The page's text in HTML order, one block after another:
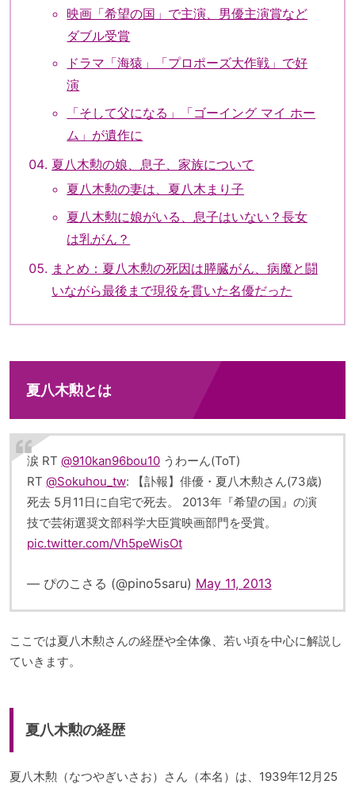
映画「希望の国」で主演、男優主演賞など
ダブル受賞
ドラマ「海猿」「プロポーズ大作戦」で好
演
「そして父になる」「ゴーイング マイ ホー
ム」が遺作に
夏八木勲の娘、息子、家族について
夏八木勲の妻は、夏八木まり子
夏八木勲に娘がいる、息子はいない？長女
は乳がん？
まとめ：夏八木勲の死因は膵臓がん、病魔と闘
いながら最後まで現役を貫いた名優だった
夏八木勲とは
涙 RT@910kan96bou10うわーん(ToT)
RT@Sokuhou_tw: 【訃報】俳優・夏八木勲さん(73歳)
死去 5月11日に自宅で死去。 2013年『希望の国』の演
技で芸術選奨文部科学大臣賞映画部門を受賞。
pic.twitter.com/Vh5peWisOt
— ぴのこさる (@pino5saru) May 11, 2013
ここでは夏八木勲さんの経歴や全体像、若い頃を中心に解説し
ていきます。
夏八木勲の経歴
夏八木勲（なつやぎいさお）さん（本名）は、1939年12月25